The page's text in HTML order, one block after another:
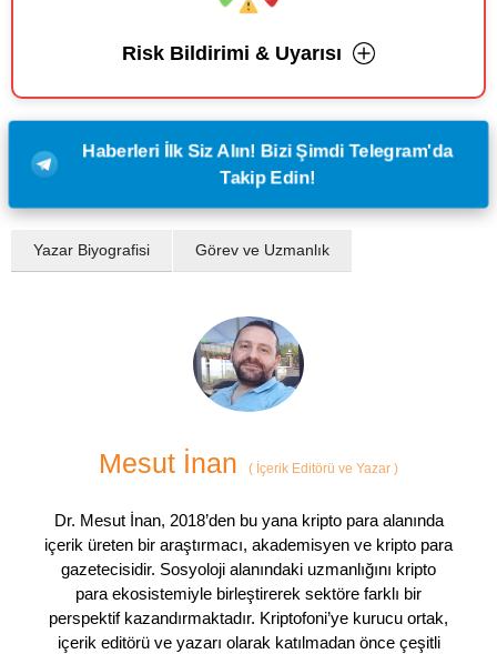
Risk Bildirimi & Uyarısı
Haberleri İlk Siz Alın! Bizi Şimdi Telegram'da
Takip Edin!
Yazar Biyografisi Görev ve Uzmanlık
Mesut İnan ( İçerik Editörü ve Yazar )
Dr. Mesut İnan, 2018’den bu yana kripto para alanında
içerik üreten bir araştırmacı, akademisyen ve kripto para
gazetecisidir. Sosyoloji alanındaki uzmanlığını kripto
para ekosistemiyle birleştirerek sektöre farklı bir
perspektif kazandırmaktadır. Kriptofoni’ye kurucu ortak,
içerik editörü ve yazarı olarak katılmadan önce çeşitli